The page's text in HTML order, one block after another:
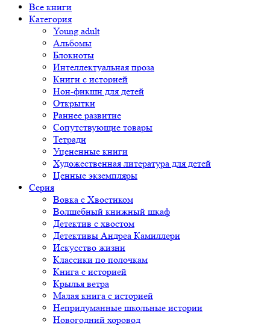
Все книги
Категория
Young adult
Альбомы
Блокноты
Интеллектуальная проза
Книги с историей
Нон-фикшн для детей
Открытки
Раннее развитие
Сопутствующие товары
Тетради
Уцененные книги
Художественная литература для детей
Ценные экземпляры
Серия
Вовка с Хвостиком
Волшебный книжный шкаф
Детектив с хвостом
Детективы Андреа Камиллери
Искусство жизни
Классики по полочкам
Книга с историей
Крылья ветра
Малая книга с историей
Непридуманные школьные истории
Новогодний хоровод